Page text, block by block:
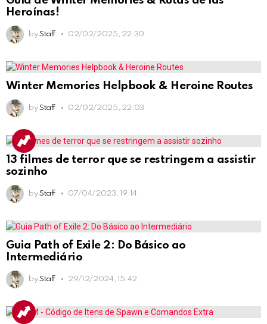
Heroínas!
by Staff 02/02/2025, 22:30
Winter Memories Helpbook & Heroine Routes
by Staff 02/02/2025, 22:03
13 filmes de terror que se restringem a assistir
sozinho
by Staff 07/04/2023, 19:14
Guia Path of Exile 2: Do Básico ao
Intermediário
by Staff 29/12/2024, 15:42